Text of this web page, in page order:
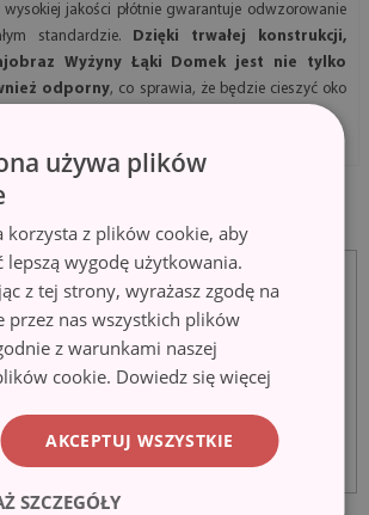
jakości płótnie gwarantuje odwzorowanie
standardzie.
Dzięki trwałej konstrukcji,
Wyżyny Łąki Domek jest nie tylko
odporny, co sprawia, że będzie cieszyć oko
używa plików
korzysta z plików cookie, aby
lepszą wygodę użytkowania.
z tej strony, wyrażasz zgodę na
przez nas wszystkich plików
z warunkami naszej
cookie. Dowiedz się więcej
AKCEPTUJ WSZYSTKIE
SZCZEGÓŁY